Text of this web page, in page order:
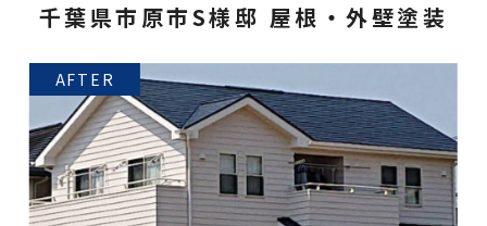
千葉県市原市S様邸 屋根・外壁塗装